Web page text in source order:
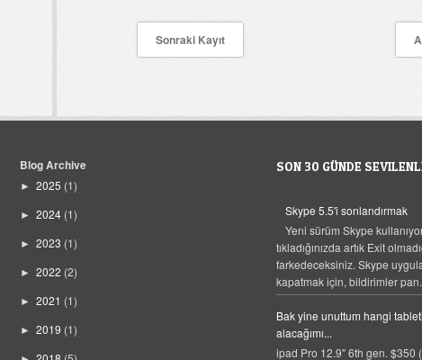
Sonraki Kayıt
Blog Archive
► 2025 (1)
► 2024 (1)
► 2023 (1)
► 2022 (2)
► 2021 (1)
► 2019 (1)
SON 30 GÜNDE
Skype 5.5'i sonlandırmak
Yeni sürüm Skype
tıkladığınızda artık Exit
farkedeceksiniz. Skype
kapatmak için, bildirimler
Bak yine unuttum hangi tableti
alacağımı...
ipad Pro 12.9" 6th gen. $350